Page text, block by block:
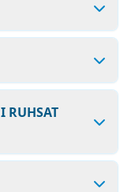
RUHSAT